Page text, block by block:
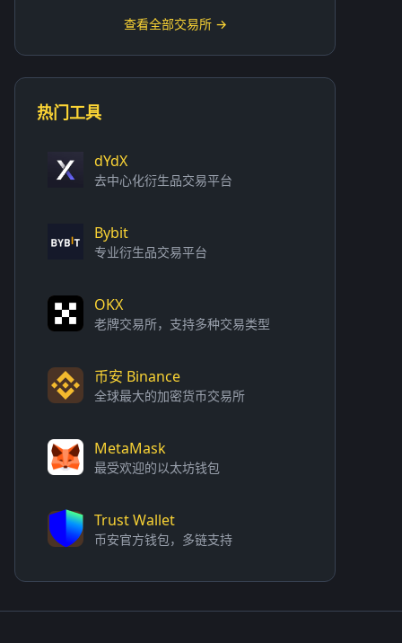
查看全部交易所 →
热门工具
dYdX
去中心化衍生品交易平台
Bybit
专业衍生品交易平台
OKX
老牌交易所，支持多种交易类型
币安 Binance
全球最大的加密货币交易所
MetaMask
最受欢迎的以太坊钱包
Trust Wallet
币安官方钱包，多链支持